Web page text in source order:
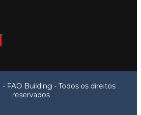
FAO Building - Todos os direitos
reservados